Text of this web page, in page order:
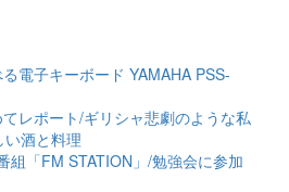
電子キーボード YAMAHA PSS-
レポート/ギリシャ悲劇のような私
酒と料理
組「FM STATION」/勉強会に参加